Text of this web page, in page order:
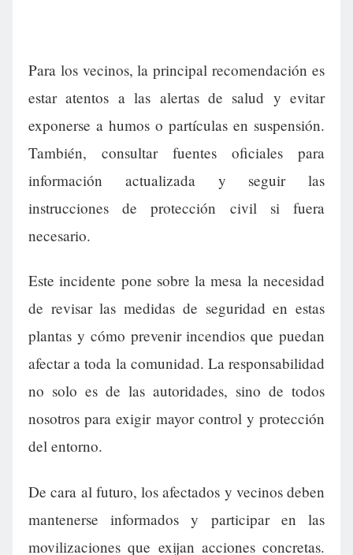
Para los vecinos, la principal recomendación es
estar atentos a las alertas de salud y evitar
exponerse a humos o partículas en suspensión.
También, consultar fuentes oficiales para
información actualizada y seguir las
instrucciones de protección civil si fuera
necesario.
Este incidente pone sobre la mesa la necesidad
de revisar las medidas de seguridad en estas
plantas y cómo prevenir incendios que puedan
afectar a toda la comunidad. La responsabilidad
no solo es de las autoridades, sino de todos
nosotros para exigir mayor control y protección
del entorno.
De cara al futuro, los afectados y vecinos deben
mantenerse informados y participar en las
movilizaciones que exijan acciones concretas.